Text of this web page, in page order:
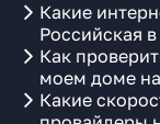
Какие
Российская
Как
моем доме
Какие